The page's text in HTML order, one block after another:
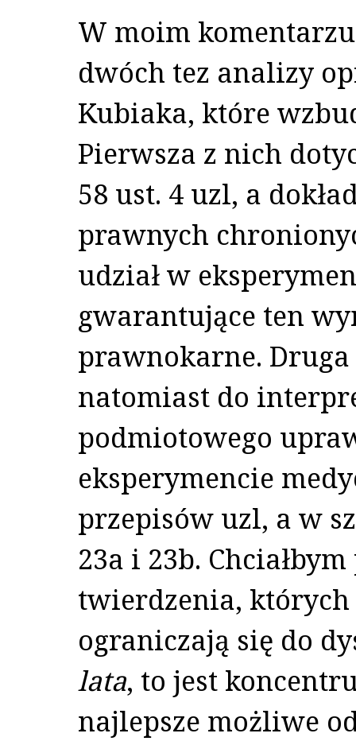
W moim
dwóch tez analizy
Kubiaka, które
Pierwsza z nich
58 ust. 4 uzl, a
prawnych
udział w
gwarantujące ten
prawnokarne.
natomiast do
podmiotowego
eksperymencie
przepisów uzl, a w
23a i 23b.
twierdzenia,
ograniczają się do
lata, to jest
najlepsze możliwe